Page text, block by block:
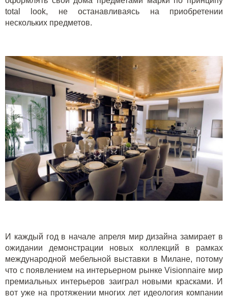
total look, не останавливаясь на приобретении
нескольких предметов.
И каждый год в начале апреля мир дизайна замирает в
ожидании демонстрации новых коллекций в рамках
международной мебельной выставки в Милане, потому
что с появлением на интерьерном рынке Visionnaire мир
премиальных интерьеров заиграл новыми красками. И
вот уже на протяжении многих лет идеология компании